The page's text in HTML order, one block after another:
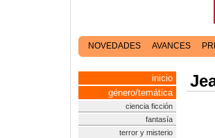
NOVEDADES AVANCES
inicio
género/temática
ciencia ficción
fantasía
terror y misterio